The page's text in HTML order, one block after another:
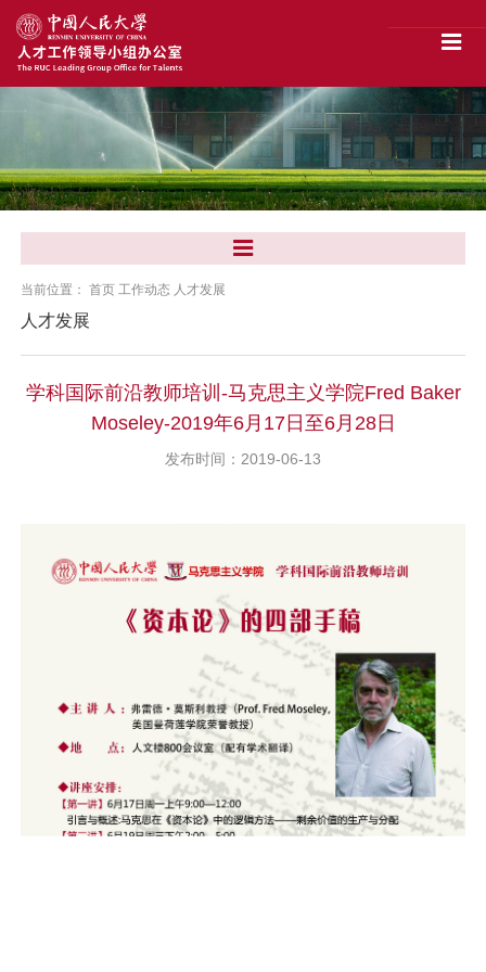
当前位置：首页 工作动态 人才发展
人才发展
学科国际前沿教师培训-马克思主义学院Fred Baker
Moseley-2019年6月17日至6月28日
发布时间：2019-06-13